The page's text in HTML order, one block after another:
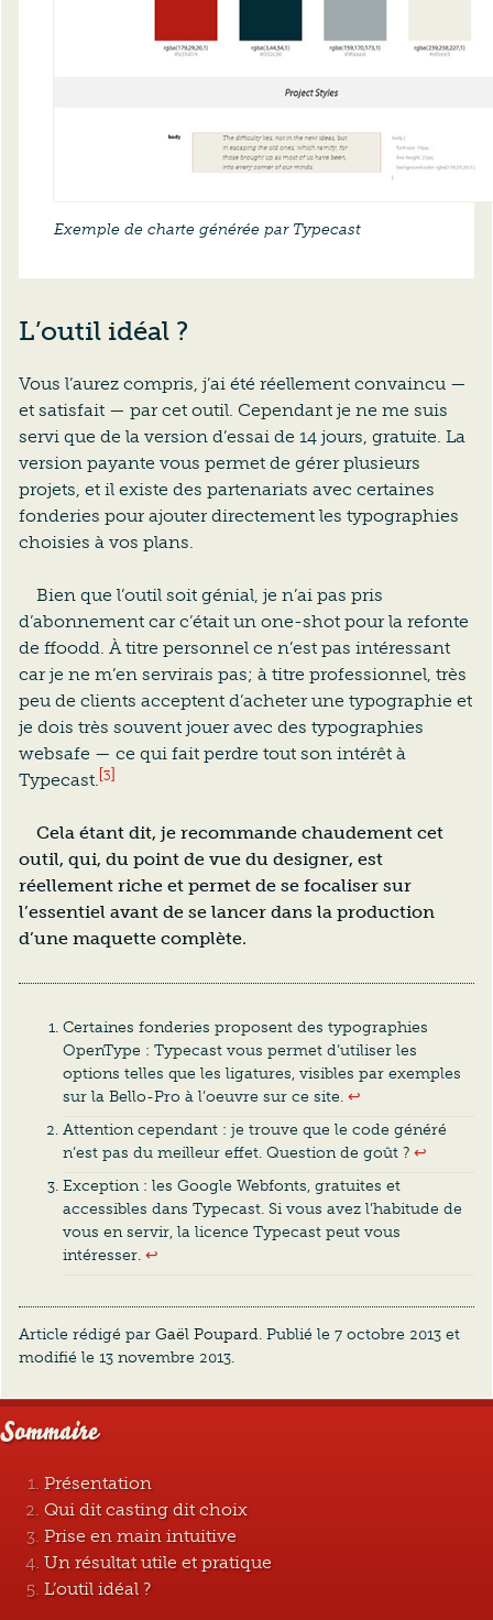
Exemple de charte générée par Typecast
L’outil idéal ?
Vous l’aurez compris, j’ai été réellement convaincu —
et satisfait — par cet outil. Cependant je ne me suis
servi que de la version d’essai de 14 jours, gratuite. La
version payante vous permet de gérer plusieurs
projets, et il existe des partenariats avec certaines
fonderies pour ajouter directement les typographies
choisies à vos plans.
Bien que l’outil soit génial, je n’ai pas pris
d’abonnement car c’était un one-shot pour la refonte
de ffoodd. À titre personnel ce n’est pas intéressant
car je ne m’en servirais pas; à titre professionnel, très
peu de clients acceptent d’acheter une typographie et
je dois très souvent jouer avec des typographies
websafe — ce qui fait perdre tout son intérêt à
Typecast. [3]
Cela étant dit, je recommande chaudement cet
outil, qui, du point de vue du designer, est
réellement riche et permet de se focaliser sur
l’essentiel avant de se lancer dans la production
d’une maquette complète.
Certaines fonderies proposent des typographies
OpenType : Typecast vous permet d’utiliser les
options telles que les ligatures, visibles par exemples
sur la Bello-Pro à l’oeuvre sur ce site. ↩︎
Attention cependant : je trouve que le code généré
n’est pas du meilleur effet. Question de goût ? ↩︎
Exception : les Google Webfonts, gratuites et
accessibles dans Typecast. Si vous avez l’habitude de
vous en servir, la licence Typecast peut vous
intéresser. ↩︎
Article rédigé par Gaël Poupard. Publié le 7 octobre 2013 et
modifié le 13 novembre 2013.
Sommaire
Présentation
Qui dit casting dit choix
Prise en main intuitive
Un résultat utile et pratique
L’outil idéal ?